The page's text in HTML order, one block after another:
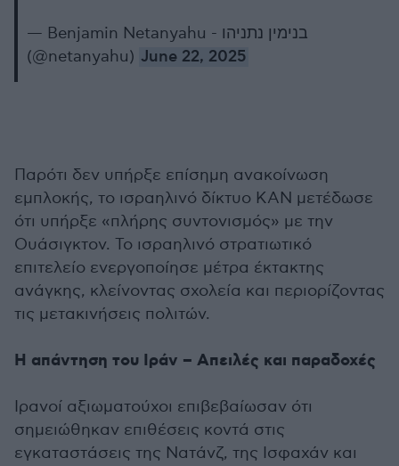
— Benjamin Netanyahu - בנימין נתניהו
(@netanyahu) June 22, 2025
Παρότι δεν υπήρξε επίσημη ανακοίνωση
εμπλοκής, το ισραηλινό δίκτυο KAN μετέδωσε
ότι υπήρξε «πλήρης συντονισμός» με την
Ουάσιγκτον. Το ισραηλινό στρατιωτικό
επιτελείο ενεργοποίησε μέτρα έκτακτης
ανάγκης, κλείνοντας σχολεία και περιορίζοντας
τις μετακινήσεις πολιτών.
Η απάντηση του Ιράν – Απειλές και παραδοχές
Ιρανοί αξιωματούχοι επιβεβαίωσαν ότι
σημειώθηκαν επιθέσεις κοντά στις
εγκαταστάσεις της Νατάνζ, της Ισφαχάν και